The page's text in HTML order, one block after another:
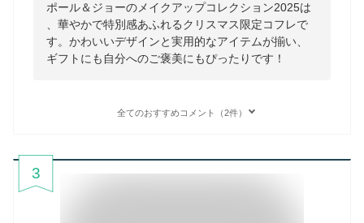
ポール＆ジョーのメイクアップコレクション2025は
、華やかで特別感あふれるクリスマス限定コフレで
す。かわいいデザインと実用的なアイテムが揃い、
ギフトにも自分へのご褒美にもぴったりです！
全てのおすすめコメント（2件）
3